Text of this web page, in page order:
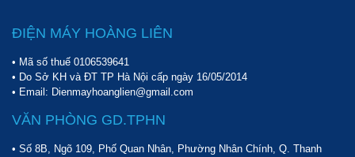
ĐIỆN MÁY HOÀNG LIÊN
• Mã số thuế 0106539641
• Do Sở KH và ĐT TP Hà Nội cấp ngày 16/05/2014
• Email: Dienmayhoanglien@gmail.com
VĂN PHÒNG GD.TPHN
• Số 8B, Ngõ 109, Phố Quan Nhân, Phường Nhân Chính, Q. Thanh